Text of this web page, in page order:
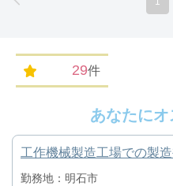
29件
あなたに
工作機械製造工場での製
勤務地：明石市